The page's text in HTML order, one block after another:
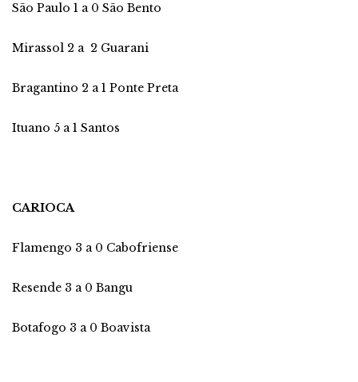
São Paulo 1 a 0 São Bento
Mirassol 2 a 2 Guarani
Bragantino 2 a 1 Ponte Preta
Ituano 5 a 1 Santos
CARIOCA
Flamengo 3 a 0 Cabofriense
Resende 3 a 0 Bangu
Botafogo 3 a 0 Boavista